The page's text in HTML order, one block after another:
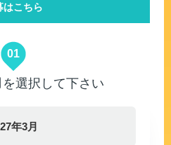
はこちら
01
を選択して下さい
年3月